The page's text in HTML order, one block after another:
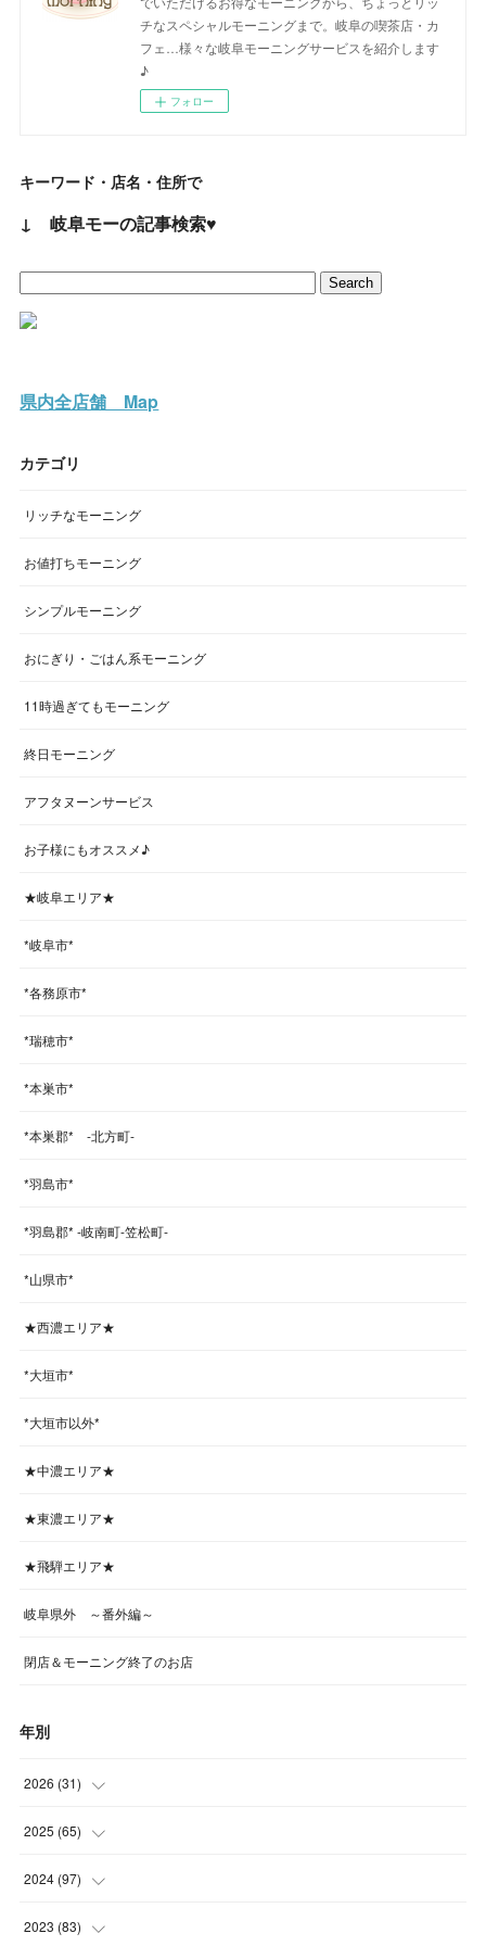
チなスペシャルモーニングまで。岐阜の喫茶店・カ
フェ…様々な岐阜モーニングサービスを紹介します
♪
フォロー
キーワード・店名・住所で
↓ 岐阜モーの記事検索♥
県内全店舗 Map
カテゴリ
リッチなモーニング
お値打ちモーニング
シンプルモーニング
おにぎり・ごはん系モーニング
11時過ぎてもモーニング
終日モーニング
アフタヌーンサービス
お子様にもオススメ♪
★岐阜エリア★
*岐阜市*
*各務原市*
*瑞穂市*
*本巣市*
*本巣郡* -北方町-
*羽島市*
*羽島郡* -岐南町-笠松町-
*山県市*
★西濃エリア★
*大垣市*
*大垣市以外*
★中濃エリア★
★東濃エリア★
★飛騨エリア★
岐阜県外 ～番外編～
閉店＆モーニング終了のお店
年別
2026 (31)
(4
(4
(5
2025 (65)
(5
(6
2024 (97)
(5
2023 (83)